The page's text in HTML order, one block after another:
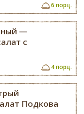
6 порц.
—
с
4 порц.
Подкова